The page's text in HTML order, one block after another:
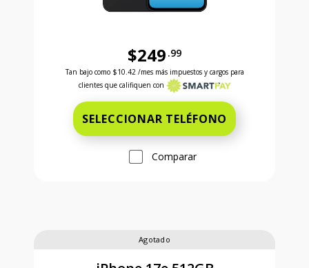
$249 .99
Antes el precio era 249 dollars and 99 cents
Tan bajo como $10.42 /mes más impuestos y cargos para
clientes que califiquen con
SELECCIONAR TELÉFONO
Comparar
Agotado